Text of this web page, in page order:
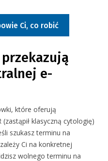
Ci, co robić
e-
które oferują
klasyczną cytologię)
szukasz terminu na
Ci na konkretnej
wolnego terminu na